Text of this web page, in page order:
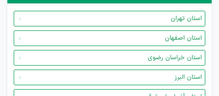
استان تهران
استان اصفهان
استان خراسان رضوی
استان البرز